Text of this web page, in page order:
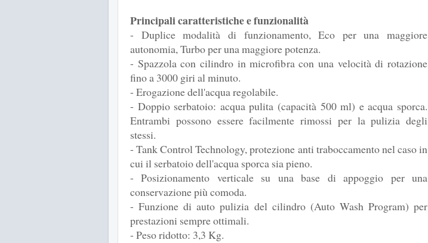
Principali caratteristiche e funzionalità
- Duplice modalità di funzionamento, Eco per una maggiore
autonomia, Turbo per una maggiore potenza.
- Spazzola con cilindro in microfibra con una velocità di rotazione
fino a 3000 giri al minuto.
- Erogazione dell'acqua regolabile.
- Doppio serbatoio: acqua pulita (capacità 500 ml) e acqua sporca.
Entrambi possono essere facilmente rimossi per la pulizia degli
stessi.
- Tank Control Technology, protezione anti traboccamento nel caso in
cui il serbatoio dell'acqua sporca sia pieno.
- Posizionamento verticale su una base di appoggio per una
conservazione più comoda.
- Funzione di auto pulizia del cilindro (Auto Wash Program) per
prestazioni sempre ottimali.
- Peso ridotto: 3,3 Kg.